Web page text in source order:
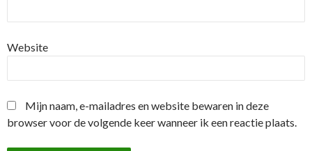
Website
Mijn naam, e-mailadres en website bewaren in deze
browser voor de volgende keer wanneer ik een reactie plaats.